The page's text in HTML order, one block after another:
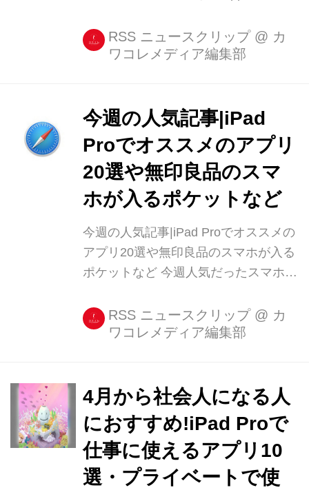
のファッションデザインを楽しもう」
というトークイベントが開催されまし
NYLONなどの雑誌 [...]
RSS ニュースクリップ @ カ
ワコレメディア編集部
今週の人気記事|iPad
Proでオススメのアプリ
20選や無印良品のスマ
ホが入るポケットなど
今週の人気記事|iPad Proでオススメの
アプリ20選や無印良品のスマホが入る
ポケットなど 今週人気だったスマホカ
とめてチェック! 【1位】4月から社会
人になる人におすすめ!iPad Proで仕事
の今年の [...]
RSS ニュースクリップ @ カ
ワコレメディア編集部
4月から社会人になる人
におすすめ!iPad Proで
仕事に使えるアプリ10
選・プライベートで使